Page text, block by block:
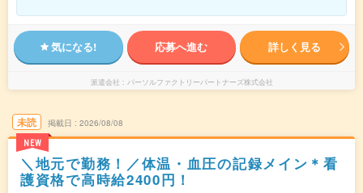
気になる! 応募へ進む 詳しく見る
派遣会社 パーソルファクトリーパートナーズ株式会社
未読
NEW
掲載日 2026/08/08
＼地元で勤務！／体温・血圧の記録メイン＊看
護資格で高時給2400円！